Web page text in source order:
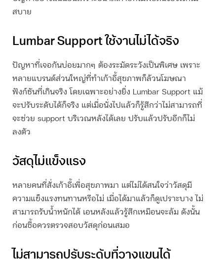
สบาย
Lumbar Support ใช้งานไม่ได้จริง
ปัญหาที่เจอกันบ่อยมากๆ ต้องระมัดระวังเป็นพิเศษ เพราะ
หลายแบรนด์ส่วนใหญ่ที่ทำเก้าอี้สุขภาพก็ล้วนโฆษณา
ฟังก์ชันที่เกินจริง โดยเฉพาะอย่างยิ่ง Lumbar Support แม้
จะปรับระดับได้ก็จริง แต่เมื่อนั่งไปแล้วก็รู้สึกว่าไม่สามารถที่
จะช่วย support บริเวณหลังได้เลย ปรับแล้วปรับอีกก็ไม่
ลงตัว
วัสดุไม่แข็งแรง
หลายคนที่สั่งเก้าอี้เพื่อสุขภาพมา แต่ไม่ได้สนใจว่าวัสดุมี
ความแข็งแรงทนทานหรือไม่ เมื่อได้มาแล้วก็ดูเปราะบาง ไม่
สามารถรับน้ำหนักได้ เอนหลังแล้วรู้สึกเหมือนจะล้ม ดังนั้น
ก่อนซื้อควรตรวจสอบวัสดุก่อนเสมอ
ไม่สามารถปรับระดับที่วางแขนได้